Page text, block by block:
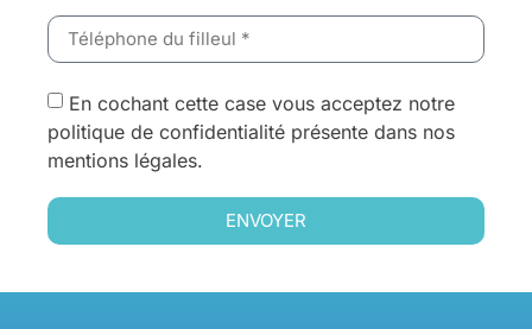
En cochant cette case vous acceptez notre
politique de confidentialité présente dans nos
mentions légales.
ENVOYER